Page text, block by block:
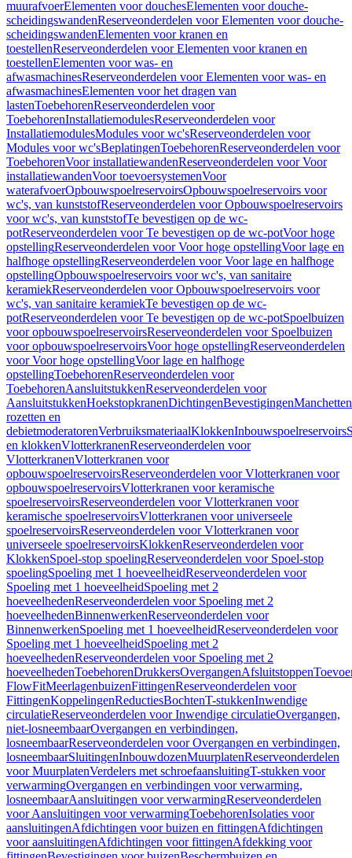
muurafvoerElementen voor douchesElementen voor douche-
scheidingswandenReserveonderdelen voor Elementen voor douche-
scheidingswandenElementen voor kranen en
toestellenReserveonderdelen voor Elementen voor kranen en
toestellenElementen voor was- en
afwasmachinesReserveonderdelen voor Elementen voor was- en
afwasmachinesElementen voor het dragen van
lastenToebehorenReserveonderdelen voor
ToebehorenInstallatiemodulesReserveonderdelen voor
InstallatiemodulesModules voor wc'sReserveonderdelen voor
Modules voor wc'sBeplatingenToebehorenReserveonderdelen voor
ToebehorenVoor installatiewandenReserveonderdelen voor Voor
installatiewandenVoor toevoersystemenVoor
waterafvoerOpbouwspoelreservoirsOpbouwspoelreservoirs voor
wc's, van kunststofReserveonderdelen voor Opbouwspoelreservoirs
voor wc's, van kunststofTe bevestigen op de wc-
potReserveonderdelen voor Te bevestigen op de wc-potVoor hoge
opstellingReserveonderdelen voor Voor hoge opstellingVoor lage en
halfhoge opstellingReserveonderdelen voor Voor lage en halfhoge
opstellingOpbouwspoelreservoirs voor wc's, van sanitaire
keramiekReserveonderdelen voor Opbouwspoelreservoirs voor
wc's, van sanitaire keramiekTe bevestigen op de wc-
potReserveonderdelen voor Te bevestigen op de wc-potSpoelbuizen
voor opbouwspoelreservoirsReserveonderdelen voor Spoelbuizen
voor opbouwspoelreservoirsVoor hoge opstellingReserveonderdelen
voor Voor hoge opstellingVoor lage en halfhoge
opstellingToebehorenReserveonderdelen voor
ToebehorenAansluitstukkenReserveonderdelen voor
AansluitstukkenHoekstopkranenDichtingenBevestigingenManchetten
rozetten en
debietmoderatorenVerbruiksmateriaalKlokkenInbouwspoelreservoirs
en klokkenVlotterkranenReserveonderdelen voor
VlotterkranenVlotterkranen voor
opbouwspoelreservoirsReserveonderdelen voor Vlotterkranen voor
opbouwspoelreservoirsVlotterkranen voor keramische
spoelreservoirsReserveonderdelen voor Vlotterkranen voor
keramische spoelreservoirsVlotterkranen voor universeele
spoelreservoirsReserveonderdelen voor Vlotterkranen voor
universeele spoelreservoirsKlokkenReserveonderdelen voor
KlokkenSpoel-stop spoelingReserveonderdelen voor Spoel-stop
spoelingSpoeling met 1 hoeveelheidReserveonderdelen voor
Spoeling met 1 hoeveelheidSpoeling met 2
hoeveelhedenReserveonderdelen voor Spoeling met 2
hoeveelhedenBinnenwerkenReserveonderdelen voor
BinnenwerkenSpoeling met 1 hoeveelheidReserveonderdelen voor
Spoeling met 1 hoeveelheidSpoeling met 2
hoeveelhedenReserveonderdelen voor Spoeling met 2
hoeveelhedenToebehorenDrukkersOvergangenAfsluitstoppen
FlowFitMeerlagenbuizenFittingenReserveonderdelen voor
FittingenKoppelingenReductiesBochtenT-stukkenInwendige
circulatieReserveonderdelen voor Inwendige circulatieOvergangen,
niet-losneembaarOvergangen en verbindingen,
losneembaarReserveonderdelen voor Overgangen en verbindingen,
losneembaarSluitingenInbouwdozenMuurplatenReserveonderdelen
voor MuurplatenVerdelers met schroefaansluitingT-stukken voor
verwarmingOvergangen en verbindingen voor verwarming,
losneembaarAansluitingen voor verwarmingReserveonderdelen
voor Aansluitingen voor verwarmingToebehorenIsolaties voor
aansluitingenAfdichtingen voor buizen en fittingenAfdichtingen
voor aansluitingenAfdichtingen voor fittingenAfdekking voor